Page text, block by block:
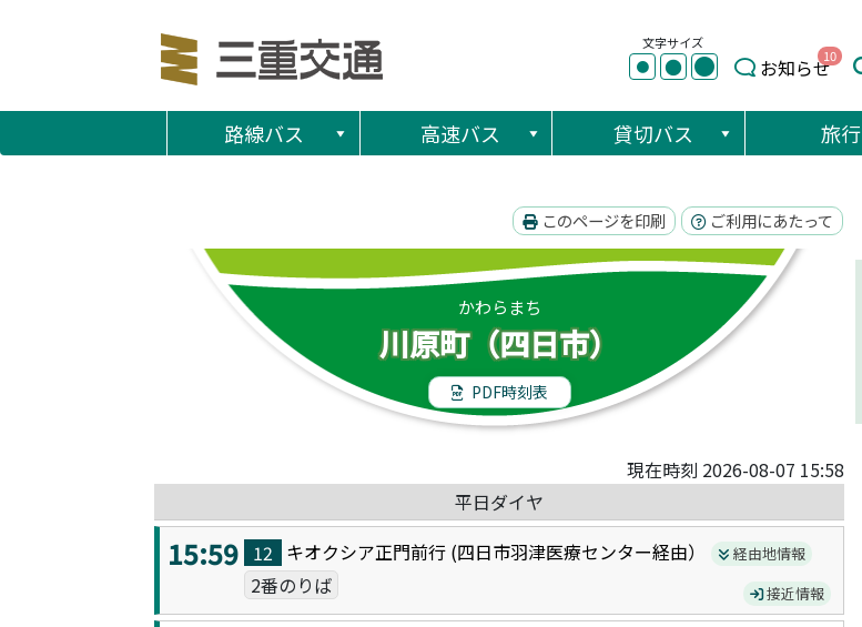
文字サイズ
● ● ● お知らせ10
路線バス 高速バス 貸切バス 旅行
このページを印刷 ご利用にあたって
かわらまち
川原町（四日市）
PDF時刻表
現在時刻 2026-08-07 15:58
平日ダイヤ
15:59 12 キオクシア正門前行 (四日市羽津医療センター経由） 経由地情報
2番のりば 接近情報